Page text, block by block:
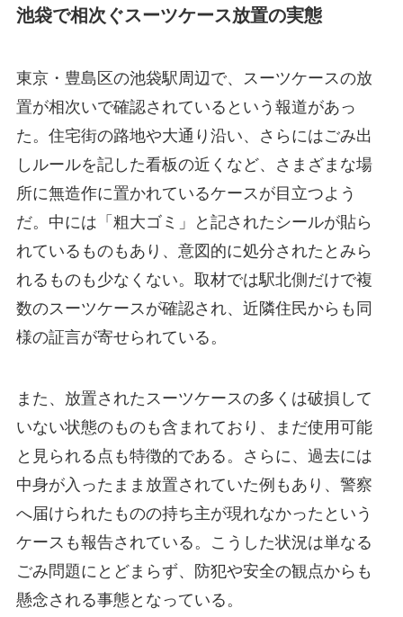
池袋で相次ぐスーツケース放置の実態
東京・豊島区の池袋駅周辺で、スーツケースの放
置が相次いで確認されているという報道があっ
た。住宅街の路地や大通り沿い、さらにはごみ出
しルールを記した看板の近くなど、さまざまな場
所に無造作に置かれているケースが目立つよう
だ。中には「粗大ゴミ」と記されたシールが貼ら
れているものもあり、意図的に処分されたとみら
れるものも少なくない。取材では駅北側だけで複
数のスーツケースが確認され、近隣住民からも同
様の証言が寄せられている。
また、放置されたスーツケースの多くは破損して
いない状態のものも含まれており、まだ使用可能
と見られる点も特徴的である。さらに、過去には
中身が入ったまま放置されていた例もあり、警察
へ届けられたものの持ち主が現れなかったという
ケースも報告されている。こうした状況は単なる
ごみ問題にとどまらず、防犯や安全の観点からも
懸念される事態となっている。